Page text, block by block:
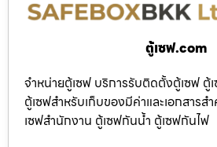
ตู้เซฟ.com
จำหน่ายตู้เซฟ บริการรับติดตั้งตู้เซฟ ตู้
ตู้เซฟสำหรับเก็บของมีค่าและเอกสาร
เซฟสำนักงาน ตู้เซฟกันน้ำ ตู้เซฟกันไฟ